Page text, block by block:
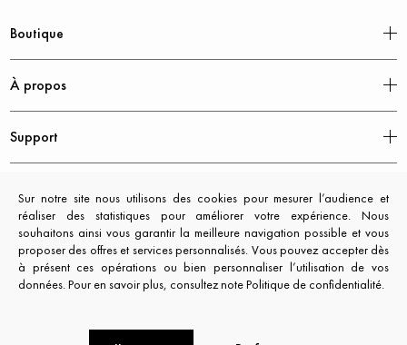
Boutique
À propos
Support
Sur notre site nous utilisons des cookies pour mesurer l’audience et
réaliser des statistiques pour améliorer votre expérience. Nous
souhaitons ainsi vous garantir la meilleure navigation possible et vous
proposer des offres et services personnalisés. Vous pouvez accepter dès
à présent ces opérations ou bien personnaliser l’utilisation de vos
données. Pour en savoir plus, consultez note Politique de confidentialité.